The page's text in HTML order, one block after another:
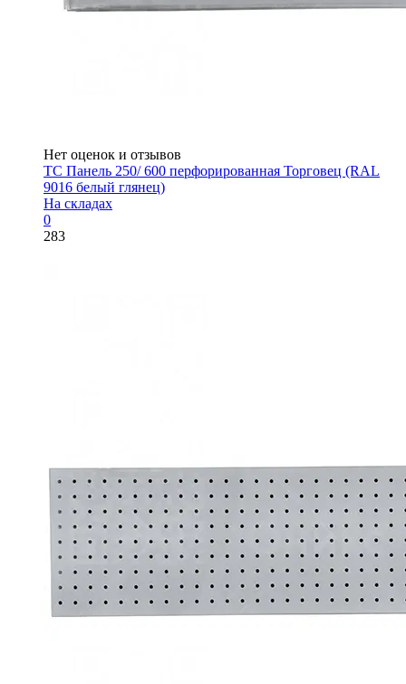
Нет оценок и отзывов
ТС Панель 250/ 600 перфорированная Торговец (RAL
9016 белый глянец)
На складах
0
283